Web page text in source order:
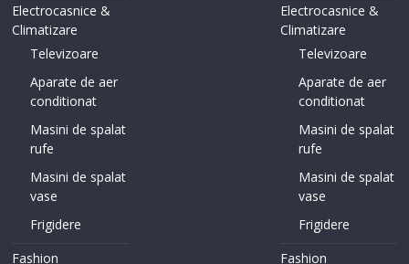
Electrocasnice &
Climatizare
Televizoare
Aparate de aer
conditionat
Masini de spalat
rufe
Masini de spalat
vase
Frigidere
Fashion
Electrocasnice &
Climatizare
Televizoare
Aparate de aer
conditionat
Masini de spalat
rufe
Masini de spalat
vase
Frigidere
Fashion